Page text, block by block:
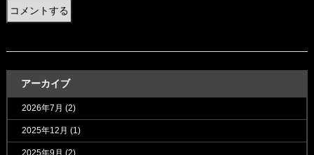
アーカイブ
2026年7月 (2)
2025年12月 (1)
2025年9月 (2)